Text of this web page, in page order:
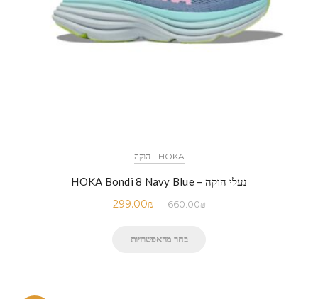
HOKA - הוקה
נעלי הוקה – HOKA Bondi 8 Navy Blue
660.00₪
299.00₪
בחר מהאפשרויות